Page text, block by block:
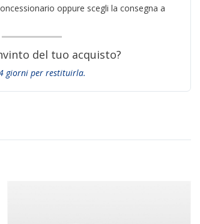
oppure scegli la consegna a
del tuo acquisto?
giorni per restituirla.